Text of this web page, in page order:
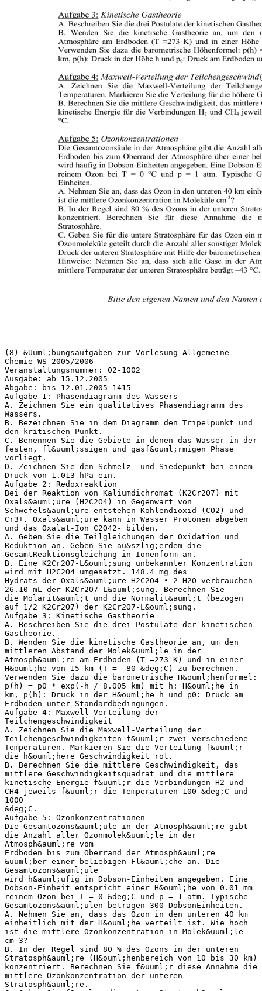
(8) &Uuml;bungsaufgaben zur Vorlesung Allgemeine
Chemie WS 2005/2006
Veranstaltungsnummer: 02-1002
Ausgabe: ab 15.12.2005
Abgabe: bis 12.01.2005 1415
Aufgabe 1: Phasendiagramm des Wassers
A. Zeichnen Sie ein qualitatives Phasendiagramm des
Wassers.
B. Bezeichnen Sie in dem Diagramm den Tripelpunkt und
den kritischen Punkt.
C. Benennen Sie die Gebiete in denen das Wasser in der
festen, fl&uuml;ssigen und gasf&ouml;rmigen Phase
vorliegt.
D. Zeichnen Sie den Schmelz- und Siedepunkt bei einem
Druck von 1.013 hPa ein.
Aufgabe 2: Redoxreaktion
Bei der Reaktion von Kaliumdichromat (K2Cr2O7) mit
Oxals&auml;ure (H2C2O4) in Gegenwart von
Schwefels&auml;ure entstehen Kohlendioxid (CO2) und
Cr3+. Oxals&auml;ure kann in Wasser Protonen abgeben
und das Oxalat-Ion C2O42- bilden.
A. Geben Sie die Teilgleichungen der Oxidation und
Reduktion an. Geben Sie au&szlig;erdem die
GesamtReaktionsgleichung in Ionenform an.
B. Eine K2Cr2O7-L&ouml;sung unbekannter Konzentration
wird mit H2C2O4 umgesetzt. 148.4 mg des
Hydrats der Oxals&auml;ure H2C2O4 • 2 H2O verbrauchen
26.10 mL der K2Cr2O7-L&ouml;sung. Berechnen Sie
die Molarit&auml;t und die Normalit&auml;t (bezogen
auf 1/2 K2Cr2O7) der K2Cr2O7-L&ouml;sung.
Aufgabe 3: Kinetische Gastheorie
A. Beschreiben Sie die drei Postulate der kinetischen
Gastheorie.
B. Wenden Sie die kinetische Gastheorie an, um den
mittleren Abstand der Molek&uuml;le in der
Atmosph&auml;re am Erdboden (T =273 K) und in einer
H&ouml;he von 15 km (T = -80 &deg;C) zu berechnen.
Verwenden Sie dazu die barometrische H&ouml;henformel:
p(h) = p0 * exp(-h / 8.005 km) mit h: H&ouml;he in
km, p(h): Druck in der H&ouml;he h und p0: Druck am
Erdboden unter Standardbedingungen.
Aufgabe 4: Maxwell-Verteilung der
Teilchengeschwindigkeit
A. Zeichnen Sie die Maxwell-Verteilung der
Teilchengeschwindigkeiten f&uuml;r zwei verschiedene
Temperaturen. Markieren Sie die Verteilung f&uuml;r
die h&ouml;here Geschwindigkeit rot.
B. Berechnen Sie die mittlere Geschwindigkeit, das
mittlere Geschwindigkeitsquadrat und die mittlere
kinetische Energie f&uuml;r die Verbindungen H2 und
CH4 jeweils f&uuml;r die Temperaturen 100 &deg;C und
1000
&deg;C.
Aufgabe 5: Ozonkonzentrationen
Die Gesamtozons&auml;ule in der Atmosph&auml;re gibt
die Anzahl aller Ozonmolek&uuml;le in der
Atmosph&auml;re vom
Erdboden bis zum Oberrand der Atmosph&auml;re
&uuml;ber einer beliebigen Fl&auml;che an. Die
Gesamtozons&auml;ule
wird h&auml;ufig in Dobson-Einheiten angegeben. Eine
Dobson-Einheit entspricht einer H&ouml;he von 0.01 mm
reinem Ozon bei T = 0 &deg;C und p = 1 atm. Typische
Gesamtozons&auml;ulen betragen 300 DobsonEinheiten.
A. Nehmen Sie an, dass das Ozon in den unteren 40 km
einheitlich mit der H&ouml;he verteilt ist. Wie hoch
ist die mittlere Ozonkonzentration in Molek&uuml;le
cm-3?
B. In der Regel sind 80 % des Ozons in der unteren
Stratosph&auml;re (H&ouml;henbereich von 10 bis 30 km)
konzentriert. Berechnen Sie f&uuml;r diese Annahme die
mittlere Ozonkonzentration der unteren
Stratosph&auml;re.